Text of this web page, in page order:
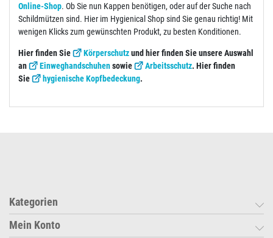
Online-Shop. Ob Sie nun Kappen benötigen, oder auf der Suche nach
Schildmützen sind. Hier im Hygienical Shop sind Sie genau richtig! Mit
wenigen Klicks zum gewünschten Produkt, zu besten Konditionen.
Hier finden Sie Körperschutzund hier finden Sie unsere Auswahl
an
Einweghandschuhensowie Arbeitsschutz. Hier finden
Sie
hygienische Kopfbedeckung.
Kategorien
Mein Konto